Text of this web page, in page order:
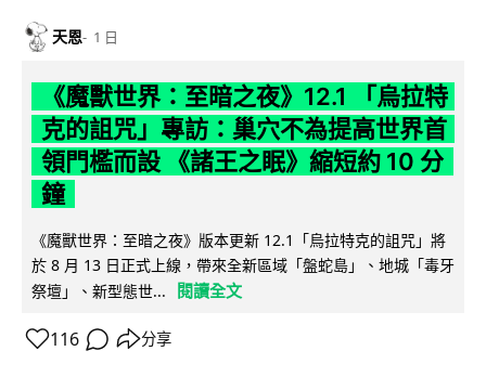
天恩 1 日
《魔獸世界：至暗之夜》12.1 「烏拉特
克的詛咒」專訪：巢穴不為提高世界首
領門檻而設 《諸王之眠》縮短約 10 分
鐘
《魔獸世界：至暗之夜》版本更新 12.1「烏拉特克的詛咒」將
於 8 月 13 日正式上線，帶來全新區域「盤蛇島」、地城「毒牙
祭壇」、新型態世...
閱讀全文
116 分享